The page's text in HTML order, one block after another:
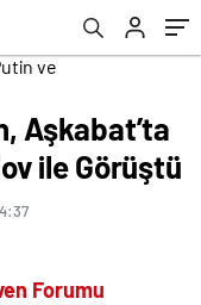
Aşkabat’ta
ile Görüştü
Forumu